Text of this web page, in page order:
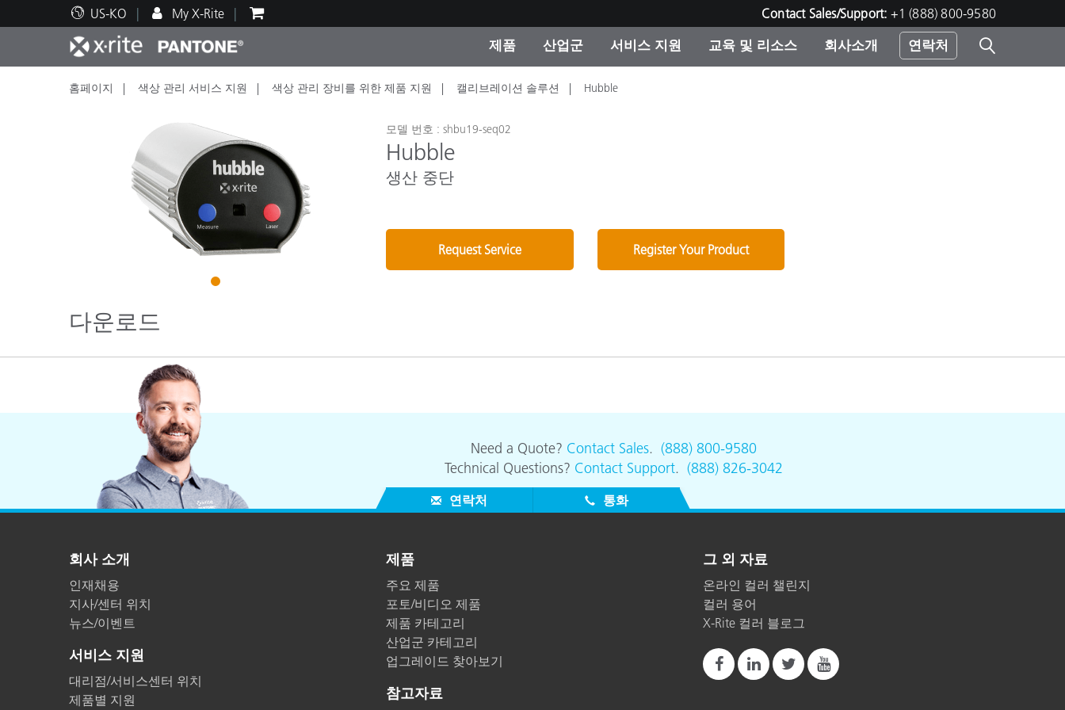
US-KO My X-Rite Contact Sales/Support: +1 (888) 800-9580
제품
주요 제품 제품 카테고리
제품을 찾을 수 없나요?
산업군
인쇄 및 패키징
플라스틱
페인트 및 코팅
OEM 디스플레이 및 프린터
식품 컬러 측정
서비스 지원
기술 지원 서비스 및 유지보수 X-Rite 코리아 연락
교육 및 리소스
교육 리소스 교육 컨설팅 및 감사
회사소개 연락처
홈페이지 색상 관리 서비스 지원 색상 관리 장비를 위한 제품 지원 캘리브레이션 솔루션 Hubble
1
모델 번호 : shbu19-seq02
Hubble
생산 중단
Request Service Register Your Product
다운로드
Need a Quote? Contact Sales. (888) 800-9580
Technical Questions? Contact Support. (888) 826-3042
연락처 통화
회사 소개
인재채용
지사/센터 위치
뉴스/이벤트
서비스 지원
대리점/서비스센터 위치
제품별 지원
제품
주요 제품
포토/비디오 제품
제품 카테고리
산업군 카테고리
업그레이드 찾아보기
참고자료
그 외 자료
온라인 컬러 챌린지
컬러 용어
X-Rite 컬러 블로그